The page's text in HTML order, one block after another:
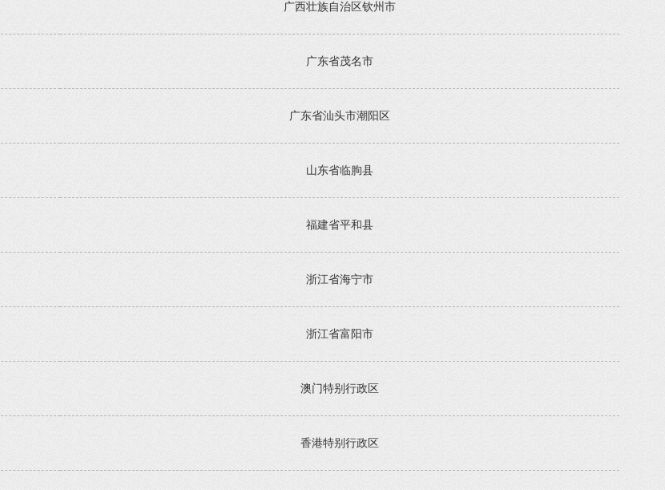
广西壮族自治区钦州市
广东省茂名市
广东省汕头市潮阳区
山东省临朐县
福建省平和县
浙江省海宁市
浙江省富阳市
澳门特别行政区
香港特别行政区